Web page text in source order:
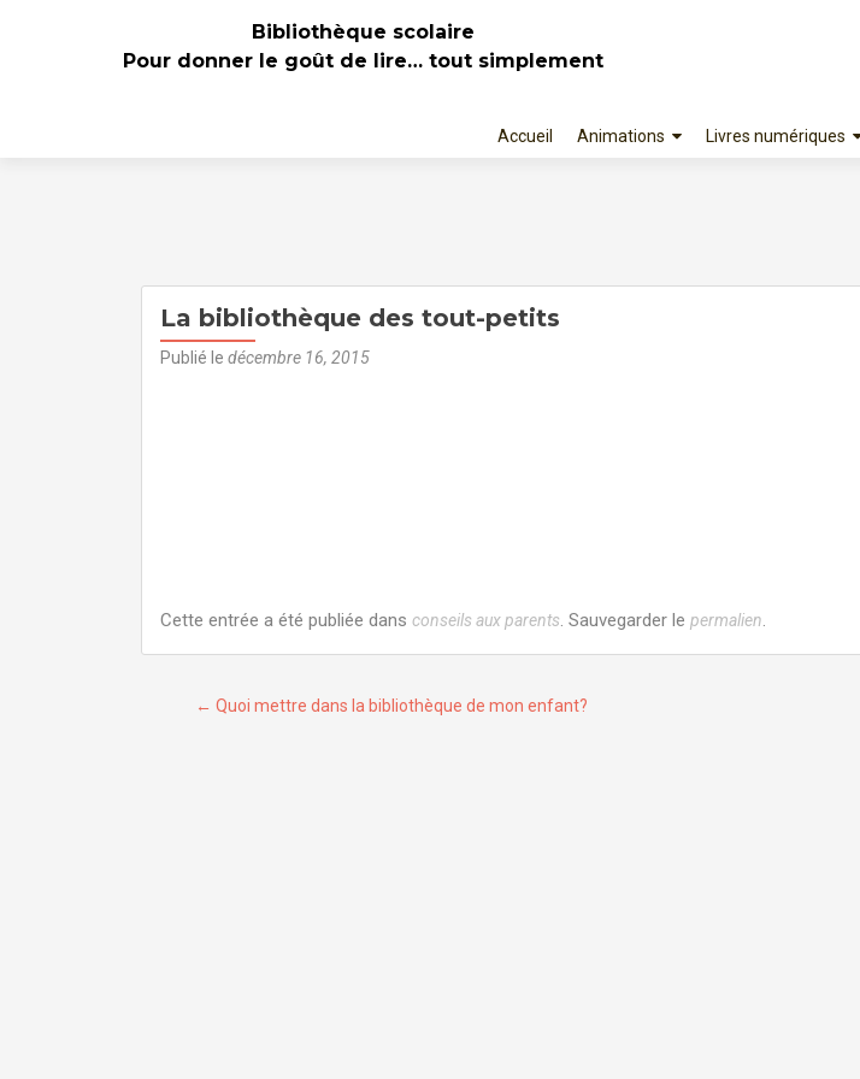
Bibliothèque scolaire
Pour donner le goût de lire… tout simplement
au
Accueil Animations Livres numériques
La bibliothèque des tout-petits
Publié le décembre 16, 2015
Cette entrée a été publiée dans conseils aux parents. Sauvegarder le permalien.
Navigation
← Quoi mettre dans la bibliothèque de mon enfant?